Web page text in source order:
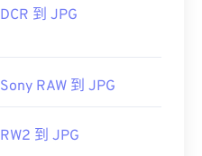
DCR 到 JPG
Sony RAW 到 JPG
RW2 到 JPG